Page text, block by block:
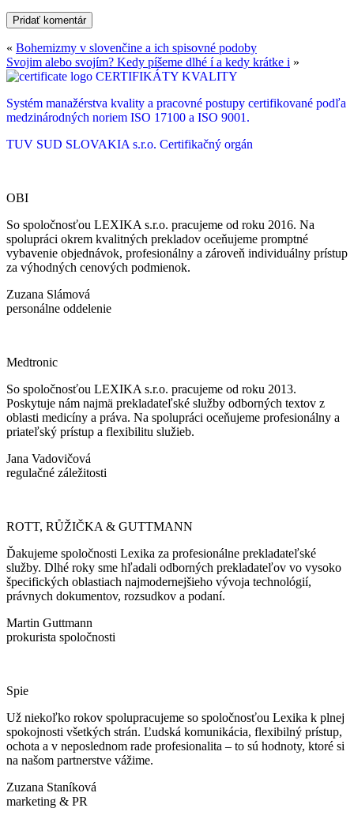
« Bohemizmy v slovenčine a ich spisovné podoby
Svojim alebo svojím? Kedy píšeme dlhé í a kedy krátke i »
CERTIFIKÁTY KVALITY
Systém manažérstva kvality a pracovné postupy certifikované podľa
medzinárodných noriem ISO 17100 a ISO 9001.
TUV SUD SLOVAKIA s.r.o. Certifikačný orgán
OBI
So spoločnosťou LEXIKA s.r.o. pracujeme od roku 2016. Na
spolupráci okrem kvalitných prekladov oceňujeme promptné
vybavenie objednávok, profesionálny a zároveň individuálny prístup
za výhodných cenových podmienok.
Zuzana Slámová
personálne oddelenie
Medtronic
So spoločnosťou LEXIKA s.r.o. pracujeme od roku 2013.
Poskytuje nám najmä prekladateľské služby odborných textov z
oblasti medicíny a práva. Na spolupráci oceňujeme profesionálny a
priateľský prístup a flexibilitu služieb.
Jana Vadovičová
regulačné záležitosti
ROTT, RŮŽIČKA & GUTTMANN
Ďakujeme spoločnosti Lexika za profesionálne prekladateľské
služby. Dlhé roky sme hľadali odborných prekladateľov vo vysoko
špecifických oblastiach najmodernejšieho vývoja technológií,
právnych dokumentov, rozsudkov a podaní.
Martin Guttmann
prokurista spoločnosti
Spie
Už niekoľko rokov spolupracujeme so spoločnosťou Lexika k plnej
spokojnosti všetkých strán. Ľudská komunikácia, flexibilný prístup,
ochota a v neposlednom rade profesionalita – to sú hodnoty, ktoré si
na našom partnerstve vážime.
Zuzana Staníková
marketing & PR